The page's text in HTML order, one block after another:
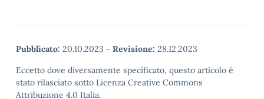
Pubblicato: 20.10.2023 - Revisione: 28.12.2023
Eccetto dove diversamente specificato, questo articolo è
stato rilasciato sotto Licenza Creative Commons
Attribuzione 4.0 Italia.